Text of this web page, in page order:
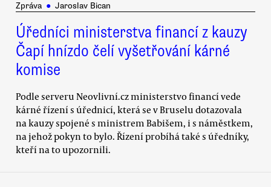
Zpráva ● Jaroslav Bican
Úředníci ministerstva financí z kauzy
Čapí hnízdo čelí vyšetřování kárné
komise
Podle serveru Neovlivní.cz ministerstvo financí vede
kárné řízení s úřednicí, která se v Bruselu dotazovala
na kauzy spojené s ministrem Babišem, i s náměstkem,
na jehož pokyn to bylo. Řízení probíhá také s úředníky,
kteří na to upozornili.